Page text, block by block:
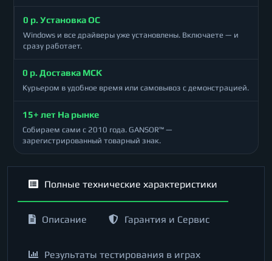
0 р. Установка ОС
Windows и все драйверы уже установлены. Включаете — и
сразу работает.
0 р. Доставка МСК
Курьером в удобное время или самовывоз с демонстрацией.
15+ лет На рынке
Собираем сами с 2010 года. GANSOR™ —
зарегистрированный товарный знак.
Полные технические характеристики
Описание Гарантия и Сервис
Результаты тестирования в играх